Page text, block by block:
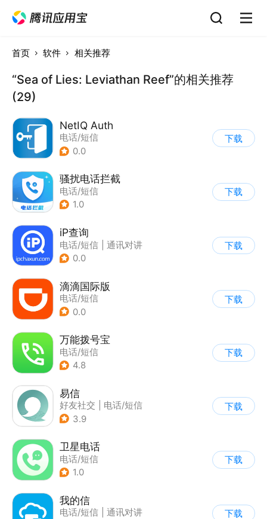
首页 软件 相关推荐
“Sea of Lies: Leviathan Reef”的相关推荐
(29)
NetIQ Auth
电话/短信
0.0
下载
骚扰电话拦截
电话/短信
1.0
下载
iP查询
电话/短信
通讯对讲
0.0
下载
滴滴国际版
电话/短信
0.0
下载
万能拨号宝
电话/短信
4.8
下载
易信
好友社交
电话/短信
3.9
下载
卫星电话
电话/短信
1.0
下载
我的信
电话/短信
通讯对讲
下载